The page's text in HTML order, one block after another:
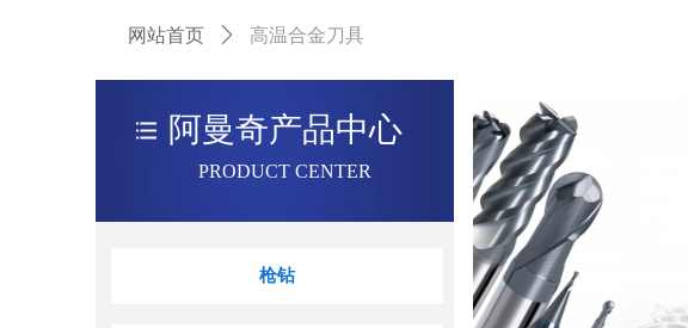
网站首页 ꄲ 高温合金刀具
阿曼奇产品中心
PRODUCT CENTER
枪钻